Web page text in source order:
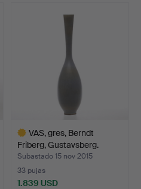
VAS, gres, Berndt
Friberg, Gustavsberg.
Subastado 15 nov 2015
33 pujas
1.839 USD